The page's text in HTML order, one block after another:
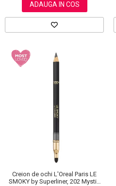
ADAUGA IN COS
Creion de ochi L'Oreal Paris LE
SMOKY by Superliner, 202 Mystic